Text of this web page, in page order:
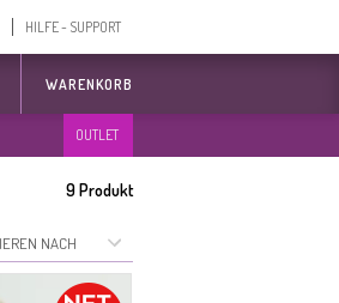
HILFE - SUPPORT
WARENKORB
OUTLET
9Produkt